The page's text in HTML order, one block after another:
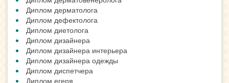
Диплом дерматолога
Диплом дефектолога
Диплом диетолога
Диплом дизайнера
Диплом дизайнера интерьера
Диплом дизайнера одежды
Диплом диспетчера
Диплом егеря